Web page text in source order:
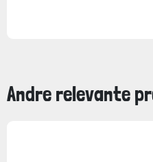
Andre relevante